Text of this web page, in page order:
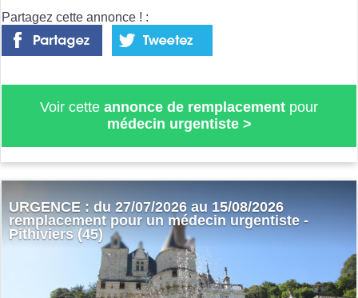
Partagez cette annonce ! :
Voir cette annonce de remplacement pour
médecin urgentiste>
URGENCE : du 27/07/2026 au 15/08/2026
remplacement pour un médecin urgentiste -
Pithiviers (45)